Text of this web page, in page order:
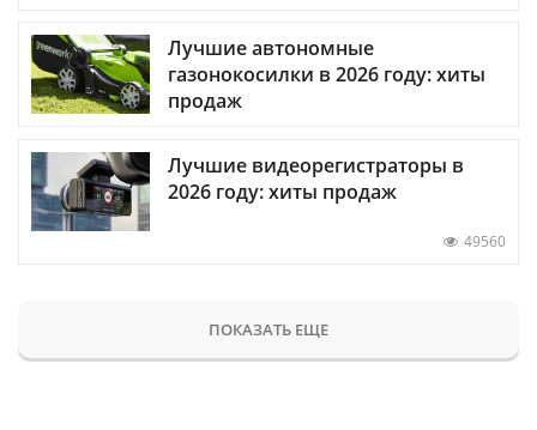
Лучшие автономные
газонокосилки в 2026 году: хиты
продаж
Лучшие видеорегистраторы в
2026 году: хиты продаж
49560
ПОКАЗАТЬ ЕЩЕ